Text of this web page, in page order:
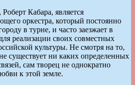
Кабара, является
оркестра, который постоянно
в турне, и часто заезжает в
реализации своих совместных
культуры. Не смотря на то,
существует ни каких определенных
сам творец не однократно
к этой земле.